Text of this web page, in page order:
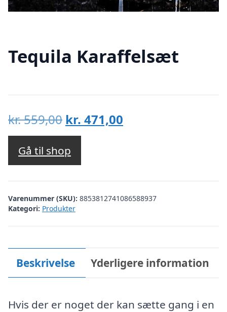
Tequila Karaffelsæt
kr.559,00 Den
oprindelige
pris
var:
kr. 559,00.
kr. 471,00
kr. 471,00.
Gå til shop
Varenummer (SKU): 8853812741086588937
Kategori: Produkter
Beskrivelse Yderligere information
Hvis der er noget der kan sætte gang i en